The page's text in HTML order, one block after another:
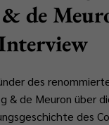
de
des
& de Meuron über
des